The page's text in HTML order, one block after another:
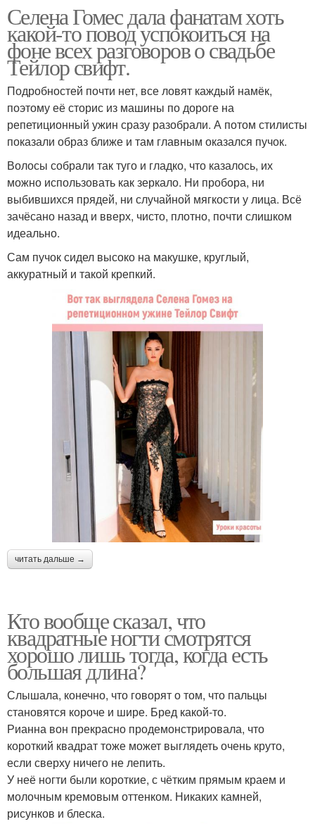
Селена Гомес дала фанатам хоть
какой-то повод успокоиться на
фоне всех разговоров о свадьбе
Тейлор свифт.
Подробностей почти нет, все ловят каждый намёк,
поэтому её сторис из машины по дороге на
репетиционный ужин сразу разобрали. А потом стилисты
показали образ ближе и там главным оказался пучок.
Волосы собрали так туго и гладко, что казалось, их
можно использовать как зеркало. Ни пробора, ни
выбившихся прядей, ни случайной мягкости у лица. Всё
зачёсано назад и вверх, чисто, плотно, почти слишком
идеально.
Сам пучок сидел высоко на макушке, круглый,
аккуратный и такой крепкий.
читать дальше →
Кто вообще сказал, что
квадратные ногти смотрятся
хорошо лишь тогда, когда есть
большая длина?
Слышала, конечно, что говорят о том, что пальцы
становятся короче и шире. Бред какой-то.
Рианна вон прекрасно продемонстрировала, что
короткий квадрат тоже может выглядеть очень круто,
если сверху ничего не лепить.
У неё ногти были короткие, с чётким прямым краем и
молочным кремовым оттенком. Никаких камней,
рисунков и блеска.